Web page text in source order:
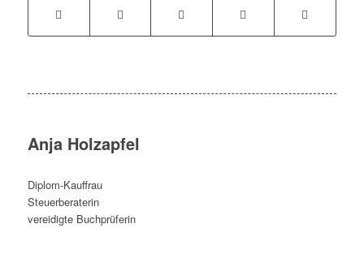
Anja Holzapfel
Diplom-Kauffrau
Steuerberaterin
vereidigte Buchprüferin